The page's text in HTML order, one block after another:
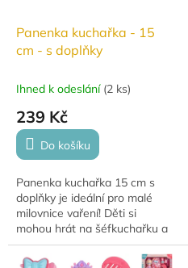
Panenka kuchařka - 15
cm - s doplňky
Ihned k odeslání (2 ks)
239 Kč
Do košíku
Panenka kuchařka 15 cm s
doplňky je ideální pro malé
milovnice vaření! Děti si
mohou hrát na šéfkuchařku a
připravovat lahodné pokrmy v
dětské kuchyňce.